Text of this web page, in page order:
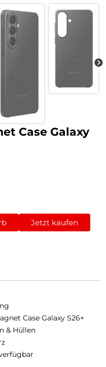
Case Galaxy
Jetzt kaufen
Case Galaxy S26+
& Hüllen